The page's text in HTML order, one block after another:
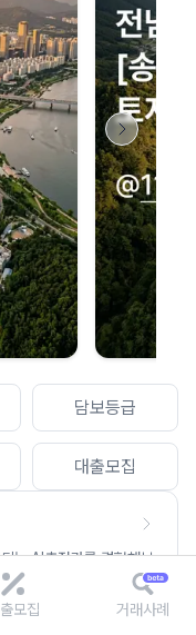
담보등급
대출모집
는 AI추정가를 경험해보
내
를 불러올 수 없습니다.
니다.
모집 거래사례